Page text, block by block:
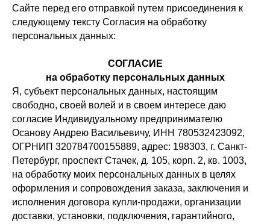
Сайте перед его отправкой путем присоединения к
следующему тексту Согласия на обработку
персональных данных:
СОГЛАСИЕ
на обработку персональных данных
Я, субъект персональных данных, настоящим
свободно, своей волей и в своем интересе даю
согласие Индивидуальному предпринимателю
Осанову Андрею Васильевичу, ИНН 780532423092,
ОГРНИП 320784700155889, адрес: 198303, г. Санкт-
Петербург, проспект Стачек, д. 105, корп. 2, кв. 1003,
на обработку моих персональных данных в целях
оформления и сопровождения заказа, заключения и
исполнения договора купли-продажи, организации
доставки, установки, подключения, гарантийного,